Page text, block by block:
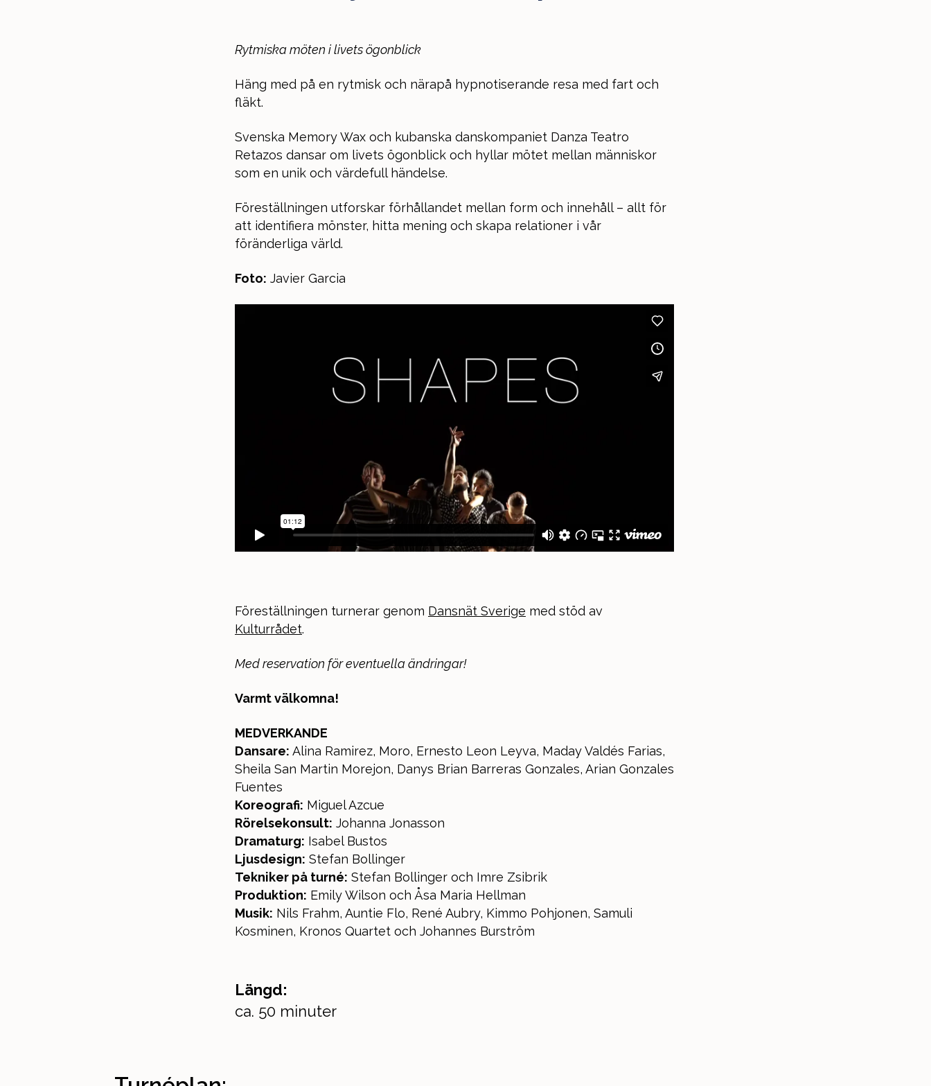
Rytmiska möten i livets ögonblick
Häng med på en rytmisk och närapå hypnotiserande resa med fart och
fläkt.
Svenska Memory Wax och kubanska danskompaniet Danza Teatro
Retazos dansar om livets ögonblick och hyllar mötet mellan människor
som en unik och värdefull händelse.
Föreställningen utforskar förhållandet mellan form och innehåll – allt för
att identifiera mönster, hitta mening och skapa relationer i vår
föränderliga värld.
Foto: Javier Garcia
Föreställningen turnerar genom Dansnät Sverige med stöd av
Kulturrådet.
Med reservation för eventuella ändringar!
Varmt välkomna!
MEDVERKANDE
Dansare: Alina Ramirez, Moro, Ernesto Leon Leyva, Maday Valdés Farias,
Sheila San Martin Morejon, Danys Brian Barreras Gonzales, Arian Gonzales
Fuentes
Koreografi: Miguel Azcue
Rörelsekonsult: Johanna Jonasson
Dramaturg: Isabel Bustos
Ljusdesign: Stefan Bollinger
Tekniker på turné: Stefan Bollinger och Imre Zsibrik
Produktion: Emily Wilson och Åsa Maria Hellman
Musik: Nils Frahm, Auntie Flo, René Aubry, Kimmo Pohjonen, Samuli
Kosminen, Kronos Quartet och Johannes Burström
Längd:
ca. 50 minuter